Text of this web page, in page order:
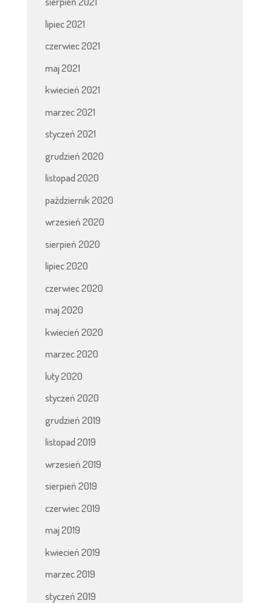
lipiec 2021
czerwiec 2021
maj 2021
kwiecień 2021
marzec 2021
styczeń 2021
grudzień 2020
listopad 2020
październik 2020
wrzesień 2020
sierpień 2020
lipiec 2020
czerwiec 2020
maj 2020
kwiecień 2020
marzec 2020
luty 2020
styczeń 2020
grudzień 2019
listopad 2019
wrzesień 2019
sierpień 2019
czerwiec 2019
maj 2019
kwiecień 2019
marzec 2019
styczeń 2019